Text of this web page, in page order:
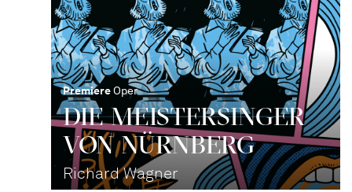
PremiereOper
DIE MEISTERSINGER
VON NÜRNBERG
Richard Wagner